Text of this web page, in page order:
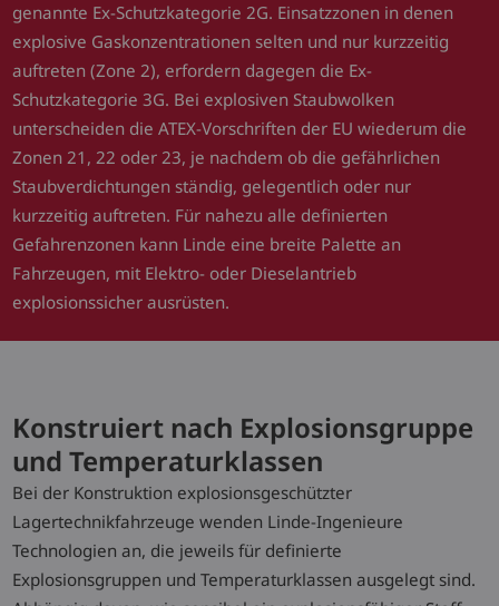
genannte Ex-Schutzkategorie 2G. Einsatzzonen in denen
explosive Gaskonzentrationen selten und nur kurzzeitig
auftreten (Zone 2), erfordern dagegen die Ex-
Schutzkategorie 3G. Bei explosiven Staubwolken
unterscheiden die ATEX-Vorschriften der EU wiederum die
Zonen 21, 22 oder 23, je nachdem ob die gefährlichen
Staubverdichtungen ständig, gelegentlich oder nur
kurzzeitig auftreten. Für nahezu alle definierten
Gefahrenzonen kann Linde eine breite Palette an
Fahrzeugen, mit Elektro- oder Dieselantrieb
explosionssicher ausrüsten.
Konstruiert nach Explosionsgruppe
und Temperaturklassen
Bei der Konstruktion explosionsgeschützter
Lagertechnikfahrzeuge wenden Linde-Ingenieure
Technologien an, die jeweils für definierte
Explosionsgruppen und Temperaturklassen ausgelegt sind.